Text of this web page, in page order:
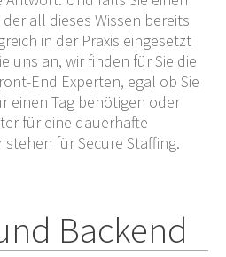
all dieses Wissen bereits
in der Praxis eingesetzt
uns an, wir finden für Sie die
End Experten, egal ob Sie
einen Tag benötigen oder
für eine dauerhafte
für Secure Staffing.
Backend